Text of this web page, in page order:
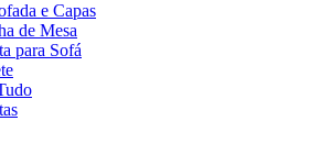
e Capas
de Mesa
para Sofá